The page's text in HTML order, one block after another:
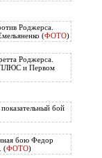
Роджерса.
(ФОТО)
Роджерса.
ПЛЮС и Первом
бой
бою Федор
(ФОТО)